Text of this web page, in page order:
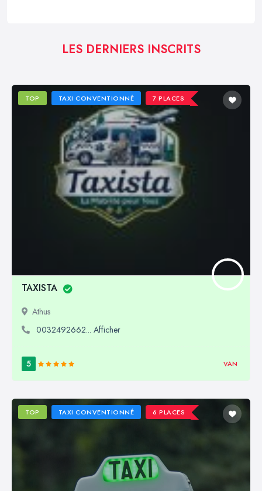
LES DERNIERS INSCRITS
TOP TAXI CONVENTIONNÉ 7 PLACES
TAXISTA
Athus
0032492662... Afficher
5 VAN
TOP TAXI CONVENTIONNÉ 6 PLACES